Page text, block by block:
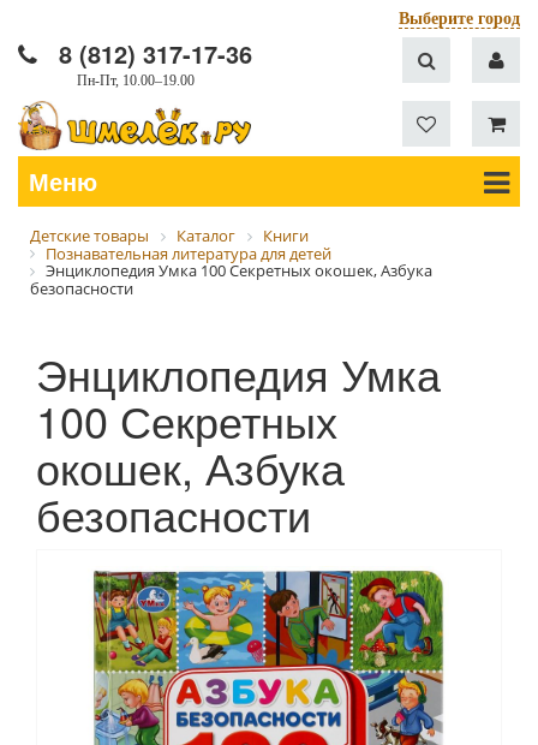
Выберите город
8 (812) 317-17-36
Пн-Пт, 10.00–19.00
Меню
Детские товары Каталог
Книги
Познавательная литература для детей
Энциклопедия Умка 100 Секретных окошек, Азбука
безопасности
Энциклопедия Умка
100 Секретных
окошек, Азбука
безопасности